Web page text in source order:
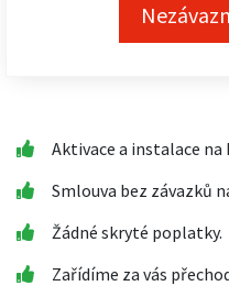
Aktivace a instalace na
Smlouva bez závazků
Žádné skryté poplatky.
Zařídíme za vás